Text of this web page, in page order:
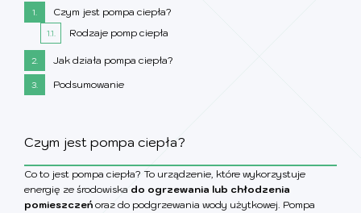
1. Czym jest pompa ciepła?
1.1. Rodzaje pomp ciepła
2. Jak działa pompa ciepła?
3. Podsumowanie
Czym jest pompa ciepła?
Co to jest pompa ciepła? To urządzenie, które wykorzystuje
energię ze środowiska do ogrzewania lub chłodzenia
pomieszczeń oraz do podgrzewania wody użytkowej. Pompa